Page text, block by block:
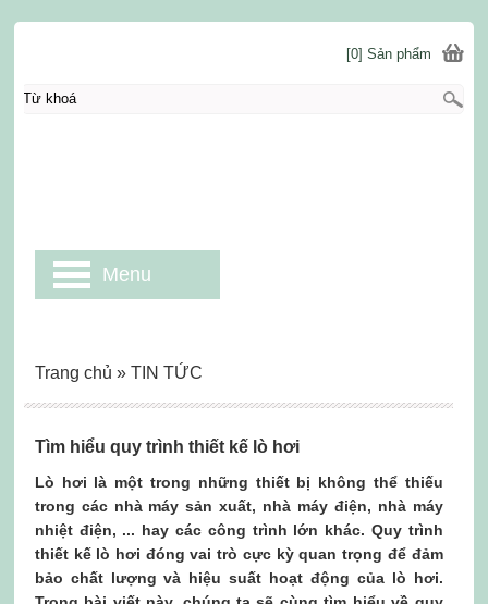
Tìm hiểu quy trình thiết kế lò hơi
Lò hơi là một trong những thiết bị không thể thiếu
trong các nhà máy sản xuất, nhà máy điện, nhà máy
nhiệt điện, ... hay các công trình lớn khác. Quy trình
thiết kế lò hơi đóng vai trò cực kỳ quan trọng để đảm
bảo chất lượng và hiệu suất hoạt động của lò hơi.
Trang chủ » TIN TỨC
[0] Sản phẩm
Menu